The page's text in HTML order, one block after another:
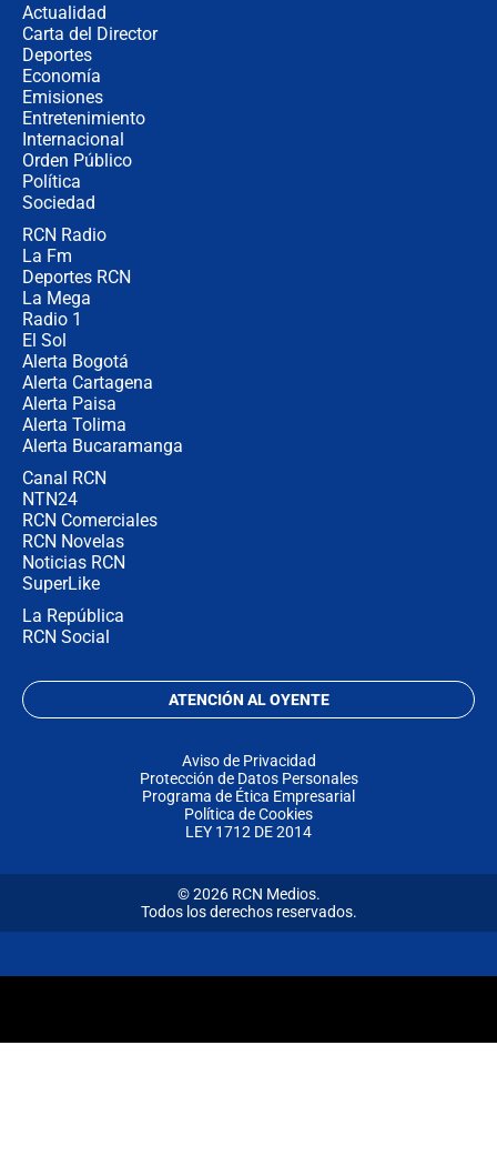
Actualidad
Carta del Director
Deportes
Economía
Emisiones
Entretenimiento
Internacional
Orden Público
Política
Sociedad
RCN Radio
La Fm
Deportes RCN
La Mega
Radio 1
El Sol
Alerta Bogotá
Alerta Cartagena
Alerta Paisa
Alerta Tolima
Alerta Bucaramanga
Canal RCN
NTN24
RCN Comerciales
RCN Novelas
Noticias RCN
SuperLike
La República
RCN Social
ATENCIÓN AL OYENTE
Aviso de Privacidad
Protección de Datos Personales
Programa de Ética Empresarial
Política de Cookies
LEY 1712 DE 2014
© 2026 RCN Medios.
Todos los derechos reservados.